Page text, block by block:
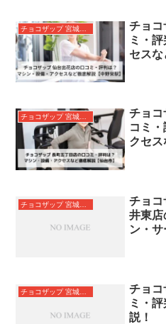
チョコザップ 宮城県仙台市
チョコ
ミ・
セスな
チョコザップ 宮城県仙台市
チョコ
コミ
クセス
チョコザップ 宮城県仙台市
チョコ
井東店
ン・
チョコザップ 宮城県仙台市
チョコ
ミ・
説！